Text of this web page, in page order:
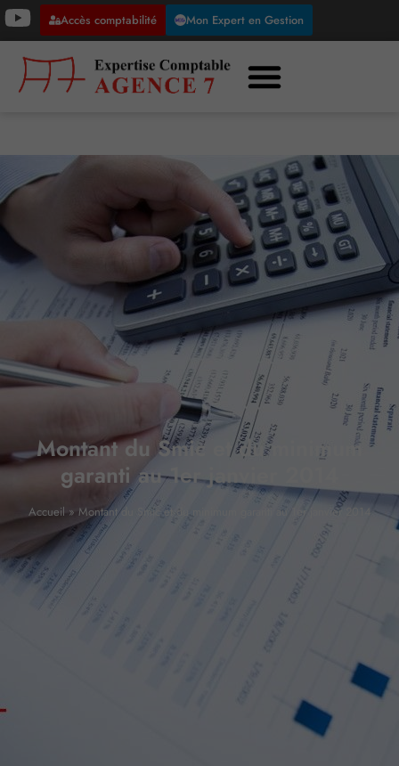
Accès comptabilité Mon Expert en Gestion
Montant du Smic et du minimum
garanti au 1er janvier 2014
Accueil » Montant du Smic et du minimum garanti au 1er janvier 2014